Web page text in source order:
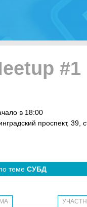
#1
в 18:00
проспект, 39,
теме СУБД